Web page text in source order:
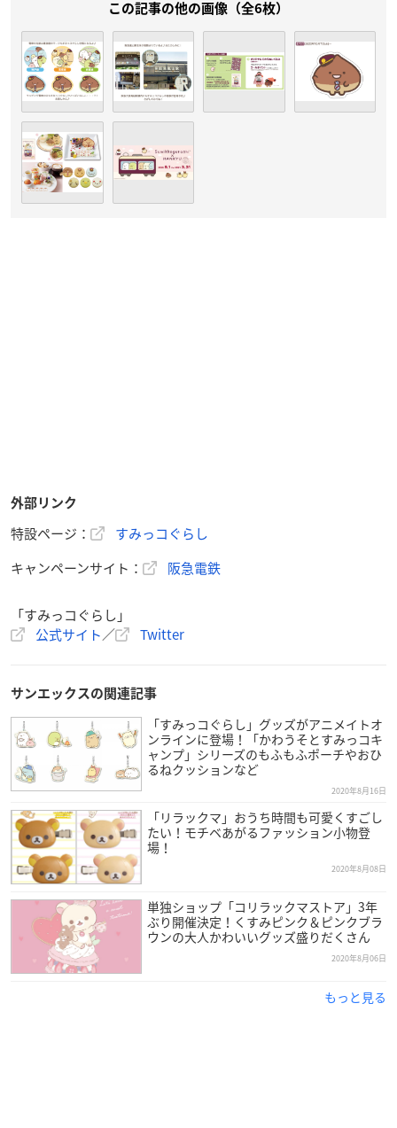
この記事の他の画像（全6枚）
外部リンク
特設ページ：
すみっコぐらし
キャンペーンサイト：
阪急電鉄
「すみっコぐらし」
公式サイト／ Twitter
サンエックスの関連記事
「すみっコぐらし」グッズがアニメイトオ
ンラインに登場！「かわうそとすみっコキ
ャンプ」シリーズのもふもふポーチやおひ
るねクッションなど
2020年8月16日
「リラックマ」おうち時間も可愛くすごし
たい！モチベあがるファッション小物登
場！
2020年8月08日
単独ショップ「コリラックマストア」3年
ぶり開催決定！くすみピンク＆ピンクブラ
ウンの大人かわいいグッズ盛りだくさん
2020年8月06日
もっと見る